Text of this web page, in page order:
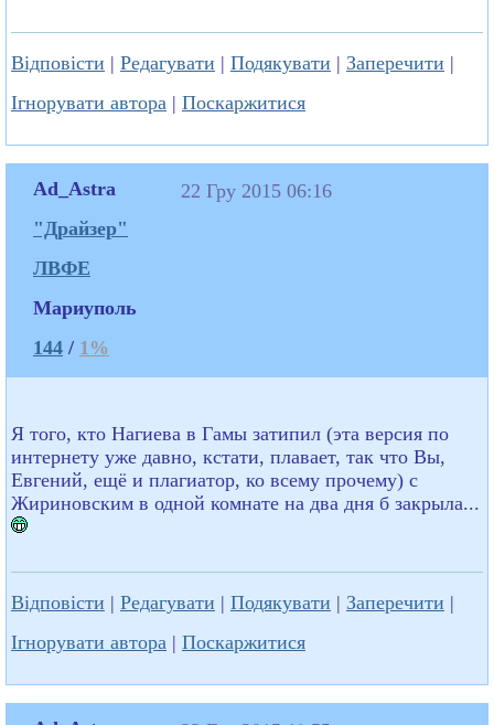
Відповісти | Редагувати | Подякувати | Заперечити |
Ігнорувати автора | Поскаржитися
Ad_Astra
"Драйзер"
ЛВФЕ
Мариуполь
144 / 1%
22 Гру 2015 06:16
Я того, кто Нагиева в Гамы затипил (эта версия по
интернету уже давно, кстати, плавает, так что Вы,
Евгений, ещё и плагиатор, ко всему прочему) с
Жириновским в одной комнате на два дня б закрыла...
Відповісти | Редагувати | Подякувати | Заперечити |
Ігнорувати автора | Поскаржитися